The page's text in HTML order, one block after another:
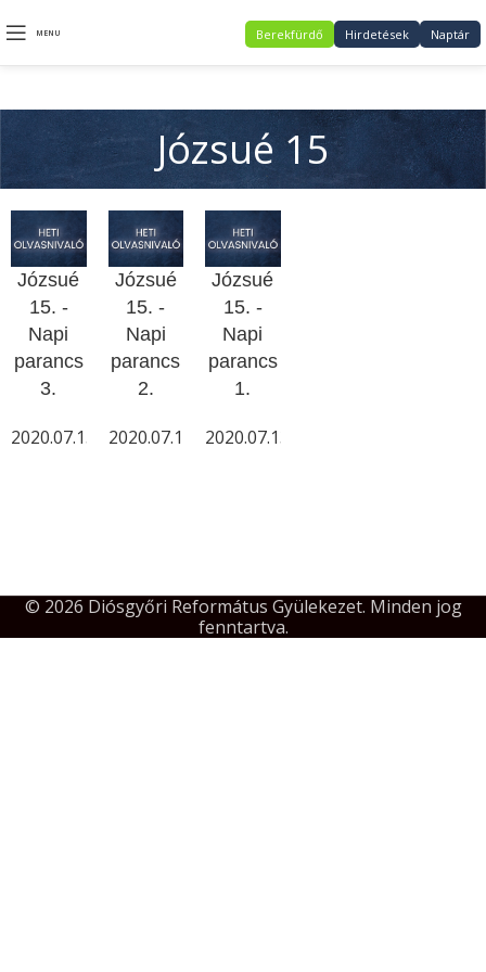
MENU Berekfürdő Hirdetések Naptár
Józsué 15
Józsué
15. -
Napi
parancs
3.
2020.07.15.
Józsué
15. -
Napi
parancs
2.
2020.07.14.
Józsué
15. -
Napi
parancs
1.
2020.07.13.
© 2026 Diósgyőri Református Gyülekezet. Minden jog
fenntartva.